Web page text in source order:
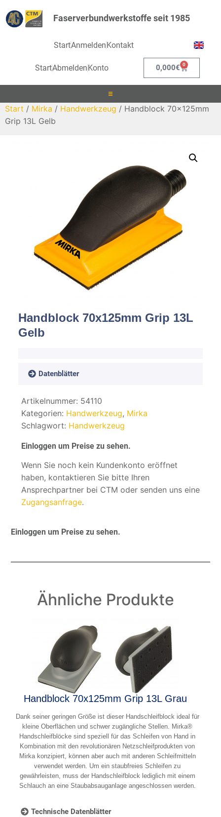
Faserverbundwerkstoffe seit 1985
StartAnmeldenKontakt
StartAbmelden Konto 0,000€ 0
Laminieren
Beschichten
Spachteln
Fasern
Kernmaterial
Start / Mirka / Handwerkzeug / Handblock 70x125mm
Grip 13L Gelb
Handblock 70x125mm Grip 13L
Gelb
Datenblätter
Artikelnummer: 54110
Kategorien: Handwerkzeug, Mirka
Schlagwort: Handwerkzeug
Einloggen um Preise zu sehen.
Wenn Sie noch kein Kundenkonto eröffnet
haben, kontaktieren Sie bitte Ihren
Ansprechpartner bei CTM oder senden uns eine
Zugangsanfrage.
Einloggen um Preise zu sehen.
Ähnliche Produkte
Handblock 70x125mm Grip 13L Grau
Dank seiner geringen Größe ist dieser Handschleifblock ideal für
kleine Oberflächen und schwer zugängliche Stellen. Mirka®
Handschleifblöcke sind speziell für das Schleifen von Hand in
Kombination mit den revolutionären Netzschleifprodukten von
Mirka konzipiert, können aber auch mit anderen Schleifmitteln
verwendet werden. Um ein staubfreies Schleifen zu
gewährleisten, muss der Handschleifblock lediglich mit einem
Schlauch an eine Staubabsauganlage angeschlossen werden.
Technische Datenblätter